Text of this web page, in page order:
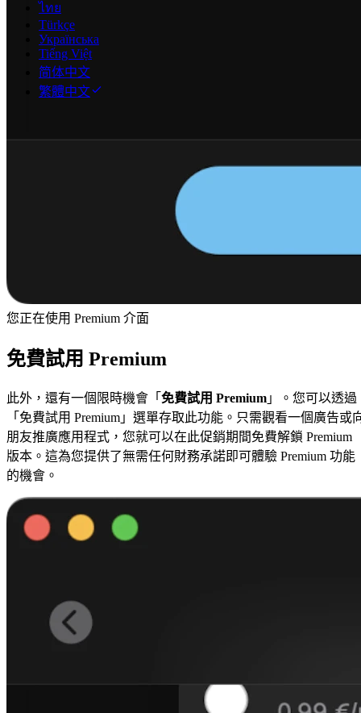
ไทย
Türkçe
Українська
Tiếng Việt
简体中文
繁體中文
您正在使用 Premium 介面
免費試用 Premium
此外，還有一個限時機會「 免費試用 Premium 」。您可以透過
「免費試用 Premium」選單存取此功能。只需觀看一個廣告或
朋友推廣應用程式，您就可以在此促銷期間免費解鎖 Premium
版本。這為您提供了無需任何財務承諾即可體驗 Premium 功能
的機會。